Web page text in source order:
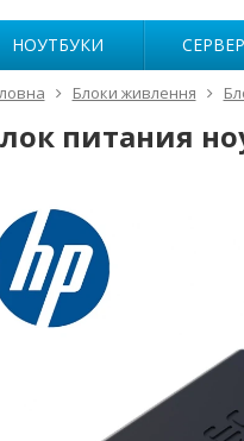
НОУТБУКИ
Блоки живлення
питания